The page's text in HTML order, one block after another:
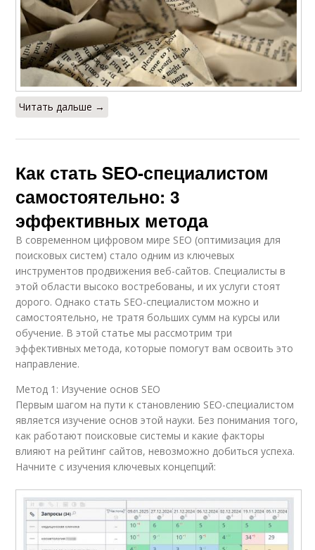
Читать дальше →
Как стать SEO-специалистом
самостоятельно: 3
эффективных метода
В современном цифровом мире SEO (оптимизация для
поисковых систем) стало одним из ключевых
инструментов продвижения веб-сайтов. Специалисты в
этой области высоко востребованы, и их услуги стоят
дорого. Однако стать SEO-специалистом можно и
самостоятельно, не тратя больших сумм на курсы или
обучение. В этой статье мы рассмотрим три
эффективных метода, которые помогут вам освоить это
направление.
Метод 1: Изучение основ SEO
Первым шагом на пути к становлению SEO-специалистом
является изучение основ этой науки. Без понимания того,
как работают поисковые системы и какие факторы
влияют на рейтинг сайтов, невозможно добиться успеха.
Начните с изучения ключевых концепций: